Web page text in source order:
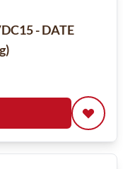
- DATE